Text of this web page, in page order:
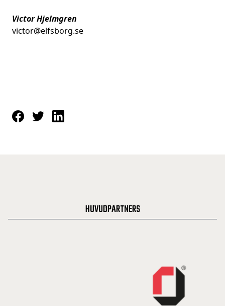
Victor Hjelmgren
victor@elfsborg.se
HUVUDPARTNERS